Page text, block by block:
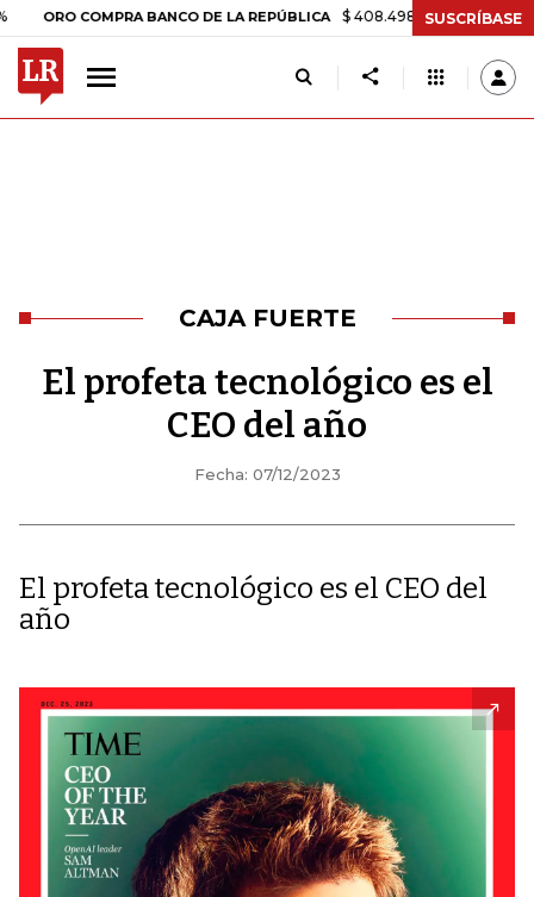
COMPRA BANCO DE LA REPÚBLICA $ 408.498,97 +$ 8.753,81 +2,19%
SUSCRÍBASE
CAJA FUERTE
El profeta tecnológico es el
CEO del año
Fecha: 07/12/2023
El profeta tecnológico es el CEO del
año